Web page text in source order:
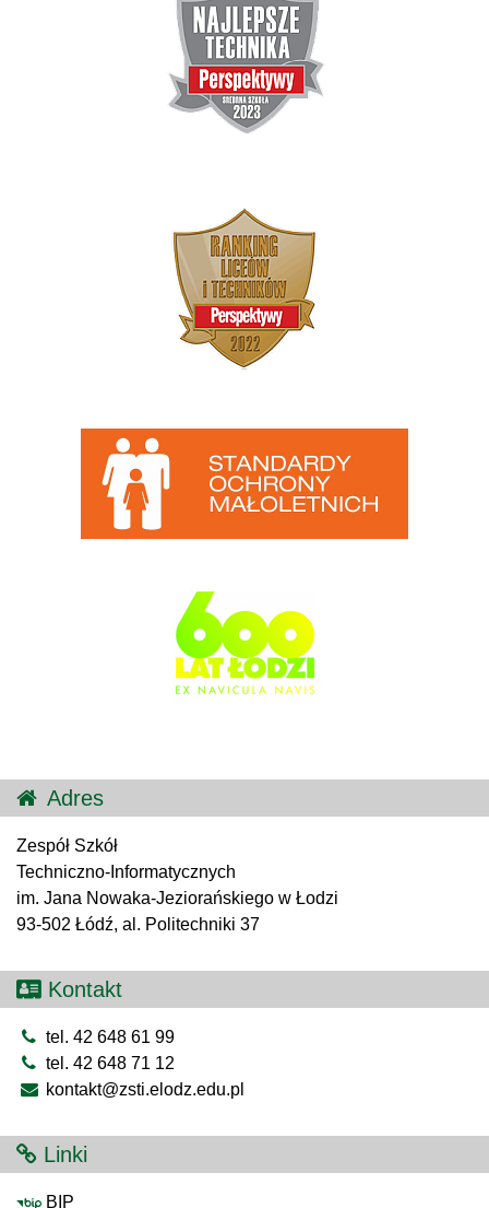
Adres
Zespół Szkół
Techniczno-Informatycznych
im. Jana Nowaka-Jeziorańskiego w Łodzi
93-502 Łódź, al. Politechniki 37
Kontakt
tel. 42 648 61 99
tel. 42 648 71 12
kontakt@zsti.elodz.edu.pl
Linki
BIP